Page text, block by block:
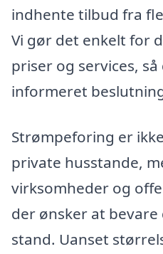
indhente tilbud fra
Vi gør det enkelt for
priser og services,
informeret
Strømpeforing er
private husstande,
virksomheder og
der ønsker at
stand. Uanset